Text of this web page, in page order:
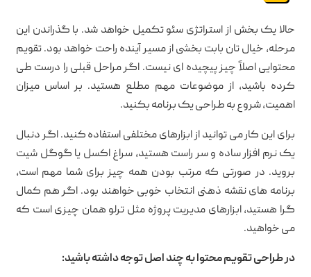
حالا یک بخش از استراتژی سئو تکمیل خواهد شد. با گذراندن این
مرحله، خیال تان بابت بخشی از مسیر آینده راحت خواهد بود. تقویم
محتوایی اصلاً چیز پیچیده ای نیست. اگر مراحل قبلی را درست طی
کرده باشید، از موضوعات مهم مطلع هستید. بر اساس میزان
اهمیت، شروع به طراحی یک برنامه بکنید.
برای این کار می توانید از ابزارهای مختلفی استفاده کنید. اگر دنبال
یک نرم افزار ساده و سر راست هستید، سراغ اکسل یا گوگل شیت
بروید. در صورتی که مرتب بودن همه چیز برای شما مهم است،
برنامه های نقشه ذهنی انتخاب خوبی خواهند بود. اگر هم کمال
گرا هستید، ابزارهای مدیریت پروژه مثل ترلو همان چیزی است که
می خواهید.
در طراحی تقویم محتوا به چند اصل توجه داشته باشید: